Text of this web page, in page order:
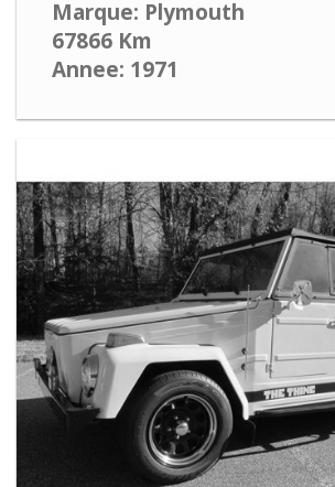
Marque: Plymouth
67866 Km
Annee: 1971